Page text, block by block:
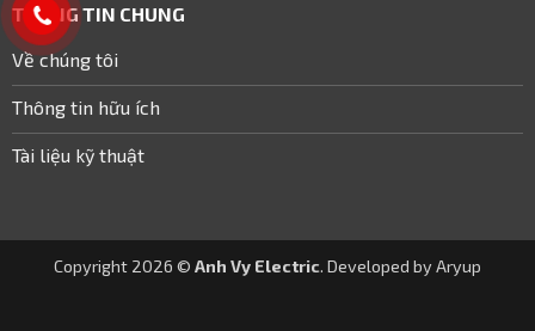
THÔNG TIN CHUNG
Về chúng tôi
Thông tin hữu ích
Tài liệu kỹ thuật
Copyright 2026 © Anh Vy Electric. Developed byAryup